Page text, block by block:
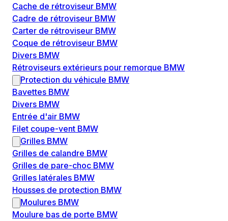
Cache de rétroviseur BMW
Cadre de rétroviseur BMW
Carter de rétroviseur BMW
Coque de rétroviseur BMW
Divers BMW
Rétroviseurs extérieurs pour remorque BMW
Protection du véhicule BMW
Bavettes BMW
Divers BMW
Entrée d'air BMW
Filet coupe-vent BMW
Grilles BMW
Grilles de calandre BMW
Grilles de pare-choc BMW
Grilles latérales BMW
Housses de protection BMW
Moulures BMW
Moulure bas de porte BMW